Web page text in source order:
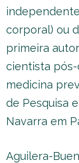
corporal) ou
primeira
cientista
medicina
de Pesquisa
Navarra em
Aguilera-